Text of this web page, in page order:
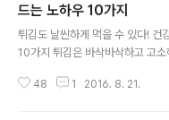
드는 노하우 10가지
튀김도 날씬하게 먹을 수 있다! 건
10가지 튀김은 바삭바삭하고 고
나인데요. 그러나 튀김을 좋아하는
48 1 2016. 8. 21.